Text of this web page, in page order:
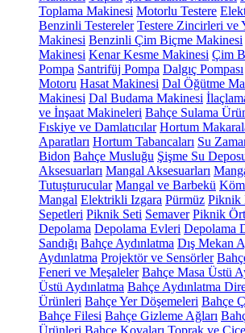
Toplama Makinesi Motorlu Testere
Benzinli Testereler Testere Zincirleri ve
Makinesi Benzinli Çim Biçme Makinesi
Makinesi Kenar Kesme Makinesi Çim
Pompa Santrifüj Pompa Dalgıç Pompası
Motoru Hasat Makinesi Dal Öğütme
Makinesi Dal Budama Makinesi
ve İnşaat Makineleri Bahçe Sulama
Fıskiye ve Damlatıcılar Hortum
Aparatları Hortum Tabancaları Su
Bidon Bahçe Musluğu Şişme Su
Aksesuarları Mangal Aksesuarları
Tutuşturucular Mangal ve Barbekü
Mangal Elektrikli Izgara Pürmüz Piknik
Sepetleri Piknik Seti Semaver Piknik
Depolama Depolama Evleri Depolama
Sandığı Bahçe Aydınlatma Dış Mekan
Aydınlatma Projektör ve Sensörler
Feneri ve Meşaleler Bahçe Masa Üstü
Üstü Aydınlatma Bahçe Aydınlatma
Ürünleri Bahçe Yer Döşemeleri Bahçe
Bahçe Filesi Bahçe Gizleme Ağları
Ürünleri Bahçe Kovaları Toprak ve